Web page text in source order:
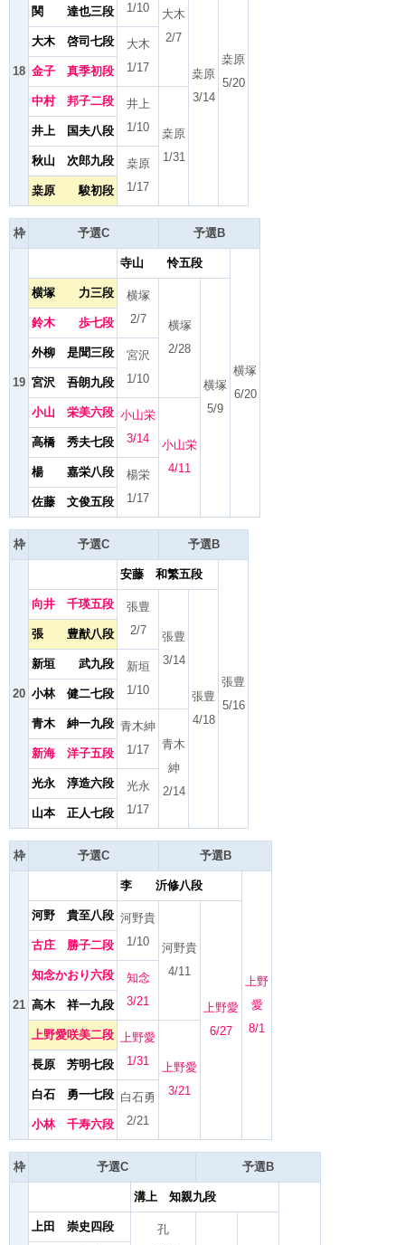
18
桒原
5/20
1/10
大木
2/7
桒原
3/14
関 達也三段
大木 啓司七段
大木
1/17
金子 真季初段
中村 邦子二段
井上
1/10
桒原
1/31
井上 国夫八段
秋山 次郎九段
桒原
1/17
桒原 駿初段
枠 予選C 予選B
19
寺山 怜五段
横塚
6/20
横塚 力三段
横塚
2/7
横塚
2/28
横塚
5/9
鈴木 歩七段
外柳 是聞三段
宮沢
1/10
宮沢 吾朗九段
小山 栄美六段 小山栄
3/14
小山栄
4/11
高橋 秀夫七段
楊 嘉栄八段
楊栄
1/17
佐藤 文俊五段
枠 予選C 予選B
20
安藤 和繁五段
張豊
5/16
向井 千瑛五段
張豊
2/7
張豊
3/14
張豊
4/18
張 豊猷八段
新垣 武九段
新垣
1/10
小林 健二七段
青木 紳一九段 青木紳
1/17
青木
紳
2/14
新海 洋子五段
光永 淳造六段
光永
1/17
山本 正人七段
枠 予選C 予選B
21
李 沂修八段
上野
愛
8/1
河野 貴至八段 河野貴
1/10
河野貴
4/11
上野愛
6/27
古庄 勝子二段
知念かおり六段
知念
3/21
高木 祥一九段
上野愛咲美二段 上野愛
1/31
上野愛
3/21
長原 芳明七段
白石 勇一七段 白石勇
2/21
小林 千寿六段
枠 予選C 予選B
溝上 知親九段
上田 崇史四段
孔